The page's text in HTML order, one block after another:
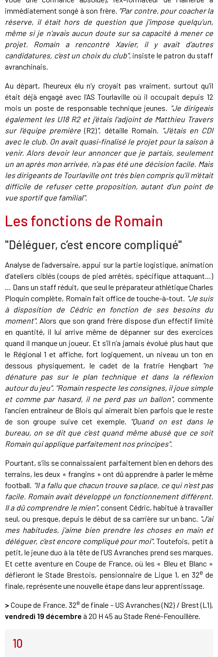
immédiatement songé à son frère. "Par contre, pour coacher la
réserve, il était hors de question que j’impose quelqu’un,
même si je n’avais aucun doute sur sa capacité à mener ce
projet. Romain a rencontré Xavier, il y avait d’autres
candidatures, c’est un choix du club", insiste le patron du staff
avranchinais.
Au départ, l’heureux élu n’y croyait pas vraiment, surtout qu’il
était déjà engagé avec l’AS Tourlaville où il occupait depuis 12
mois un poste de responsable technique jeunes. "Je dirigeais
également les U18 R2 et j’étais l’adjoint de Matthieu Travers
sur l’équipe première(R2)", détaille Romain. "J’étais en CDI
avec le club. On avait quasi-finalisé le projet pour la saison à
venir. Alors devoir leur annoncer que je partais, seulement
un an après mon arrivée, n’a pas été une décision facile. Mais
les dirigeants de Tourlaville ont très bien compris qu’il m’était
difficile de refuser cette proposition, autant d’un point de
vue sportif que familial".
Les fonctions de Romain
"Déléguer, c’est encore compliqué"
Analyse de l’adversaire, appui sur la partie logistique, animation
d’ateliers ciblés (coups de pied arrêtés, spécifique attaquant…)
… Dans un staff réduit, que seul le préparateur athlétique Charles
Ploquin complète, Romain fait office de touche-à-tout. "Je suis
à disposition de Cédric en fonction de ses besoins du
moment". Alors que son grand frère dispose d’un effectif limité
en quantité, il lui arrive même de dépanner sur des exercices
quand il manque un joueur. Et s’il n’a jamais évolué plus haut que
le Régional 1 et affiche, fort logiquement, un niveau un ton en
dessous physiquement, le cadet de la fratrie Hengbart
"ne
dénature pas sur le plan technique et dans la réflexion
autour du jeu". "Romain respecte les consignes, il joue simple
et comme par hasard, il ne perd pas un ballon", commente
l’ancien entraîneur de Blois qui aimerait bien parfois que le reste
de son groupe suive cet exemple. "Quand on est dans le
bureau, on se dit que c’est quand même abusé que ce soit
Romain qui applique parfaitement nos principes".
Pourtant, s’ils se connaissaient parfaitement bien en dehors des
terrains, les deux « frangins » ont dû apprendre à parler le même
football. "Il a fallu que chacun trouve sa place, ce qui n’est pas
facile. Romain avait développé un fonctionnement différent.
Il a dû comprendre le mien", consent Cédric, habitué à travailler
seul, ou presque, depuis le début de sa carrière sur un banc. "J’ai
mes habitudes, j’aime bien prendre les choses en main et
déléguer, c’est encore compliqué pour moi". Toutefois, petit à
petit, le jeune duo à la tête de l’US Avranches prend ses marques.
Et cette aventure en Coupe de France, où les « Bleu et Blanc »
défieront le Stade Brestois, pensionnaire de Ligue 1, en 32e de
finale, représente une nouvelle étape dans leur apprentissage.
> Coupe de France. 32ede finale - US Avranches (N2) / Brest (L1),
vendredi 19 décembre à 20 H 45 au Stade René-Fenouillère.
10